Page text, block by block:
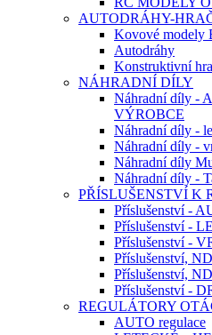
AUTODRÁHY-
Kovové modely
Autodráhy
Konstruktivní
NÁHRADNÍ DÍLY
Náhradní díly -
VÝROBCE
Náhradní díly -
Náhradní díly -
Náhradní díly
Náhradní díly -
PŘÍSLUŠENSTVÍ K
Příslušenství -
Příslušenství -
Příslušenství -
Příslušenství,
Příslušenství,
Příslušenství -
REGULÁTORY
AUTO regulace